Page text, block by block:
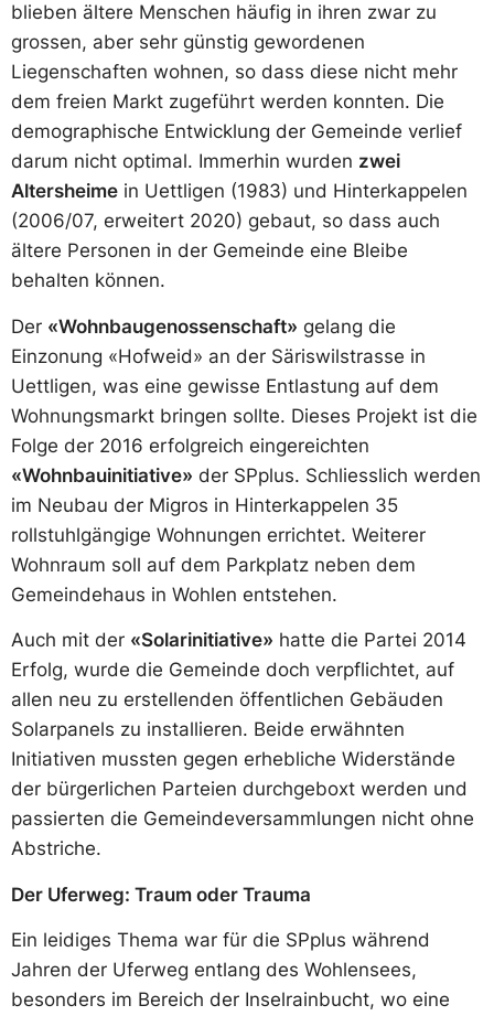
blieben ältere Menschen häufig in ihren zwar zu
grossen, aber sehr günstig gewordenen
Liegenschaften wohnen, so dass diese nicht mehr
dem freien Markt zugeführt werden konnten. Die
demographische Entwicklung der Gemeinde verlief
darum nicht optimal. Immerhin wurden zwei
Altersheime in Uettligen (1983) und Hinterkappelen
(2006/07, erweitert 2020) gebaut, so dass auch
ältere Personen in der Gemeinde eine Bleibe
behalten können.
Der «Wohnbaugenossenschaft» gelang die
Einzonung «Hofweid» an der Säriswilstrasse in
Uettligen, was eine gewisse Entlastung auf dem
Wohnungsmarkt bringen sollte. Dieses Projekt ist die
Folge der 2016 erfolgreich eingereichten
«Wohnbauinitiative» der SPplus. Schliesslich werden
im Neubau der Migros in Hinterkappelen 35
rollstuhlgängige Wohnungen errichtet. Weiterer
Wohnraum soll auf dem Parkplatz neben dem
Gemeindehaus in Wohlen entstehen.
Auch mit der «Solarinitiative» hatte die Partei 2014
Erfolg, wurde die Gemeinde doch verpflichtet, auf
allen neu zu erstellenden öffentlichen Gebäuden
Solarpanels zu installieren. Beide erwähnten
Initiativen mussten gegen erhebliche Widerstände
der bürgerlichen Parteien durchgeboxt werden und
passierten die Gemeindeversammlungen nicht ohne
Abstriche.
Der Uferweg: Traum oder Trauma
Ein leidiges Thema war für die SPplus während
Jahren der Uferweg entlang des Wohlensees,
besonders im Bereich der Inselrainbucht, wo eine